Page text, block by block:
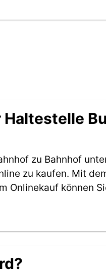
zu Bahnhof
zu kaufen. Mit
Onlinekauf können